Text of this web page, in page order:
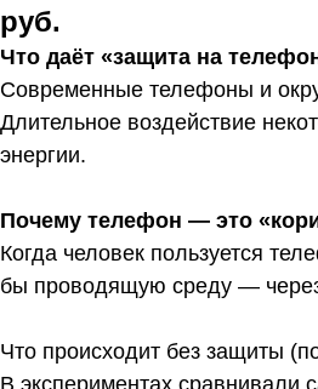
руб.
Что даёт «защита на
Современные телефоны и
Длительное воздействие
энергии.
Почему телефон — это
Когда человек пользуется
бы проводящую среду — через
Что происходит без защиты
В экспериментах сравнивали